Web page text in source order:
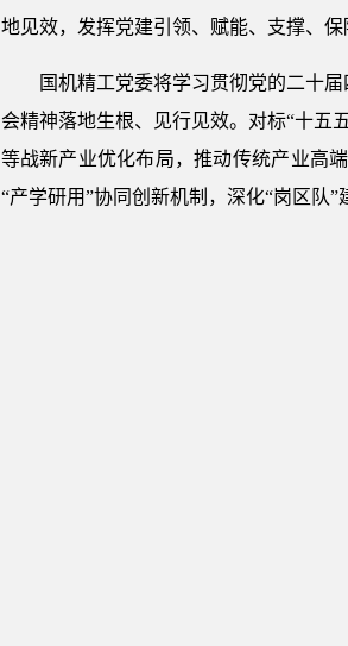
地见效，发挥党建引领、赋能、支撑、保
国机精工党委将学习贯彻党的二十
会精神落地生根、见行见效。对标“十五
等战新产业优化布局，推动传统产业高
“产学研用”协同创新机制，深化“岗区队